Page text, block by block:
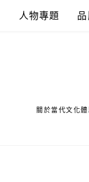
人物專題
關於當代文化